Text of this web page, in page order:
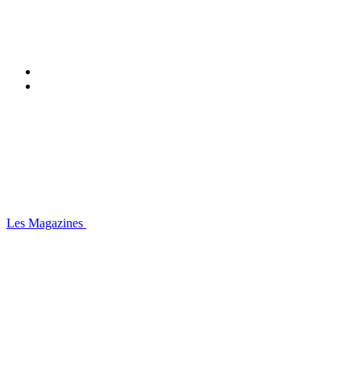
Les Magazines